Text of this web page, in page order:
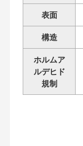
表面
構造
ホルムア
ルデヒド
規制